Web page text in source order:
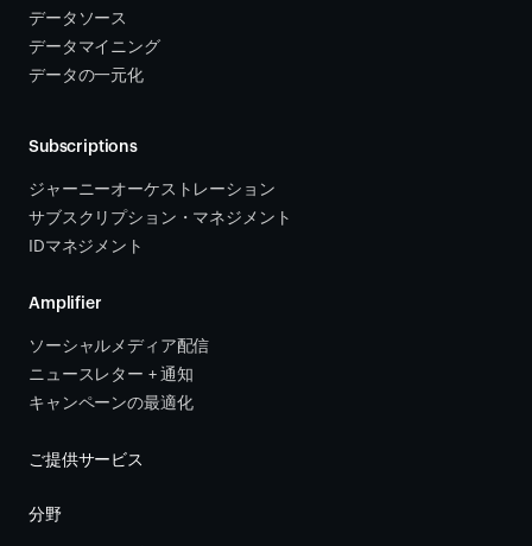
データソース
データマイニング
データの一元化
Subscriptions
ジャーニーオーケストレーション
サブスクリプション・マネジメント
IDマネジメント
Amplifier
ソーシャルメディア配信
ニュースレター + 通知
キャンペーンの最適化
ご提供サービス
分野